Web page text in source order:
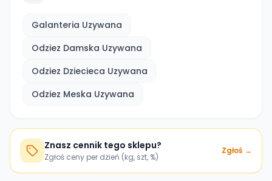
Galanteria Uzywana
Odziez Damska Uzywana
Odziez Dziecieca Uzywana
Odziez Meska Uzywana
Znasz cennik tego sklepu?
Zgłoś ceny per dzień (kg, szt, %)
Zgłoś →